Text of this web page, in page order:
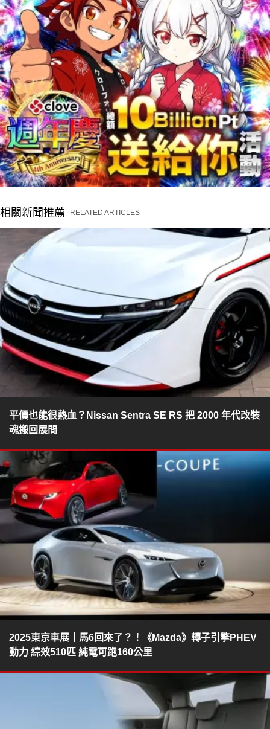
相關新聞推薦 RELATED ARTICLES
平價也能很熱血？Nissan Sentra SE RS 把 2000 年代改裝
魂搬回展間
2025東京車展｜馬6回來了？！《Mazda》轉子引擎PHEV
動力 綜效510匹 純電可跑160公里